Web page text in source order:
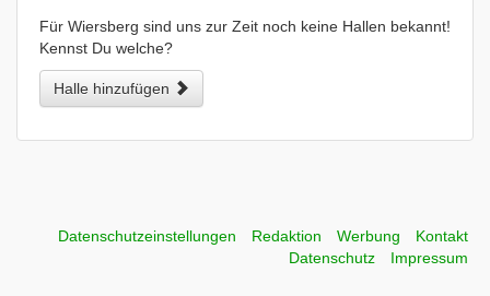
Für Wiersberg sind uns zur Zeit noch keine Hallen bekannt!
Kennst Du welche?
Halle hinzufügen
Datenschutzeinstellungen Redaktion Werbung
Kontakt
Datenschutz
Impressum